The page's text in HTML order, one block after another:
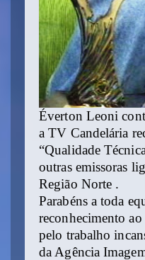
Éverton Leoni
a TV Candelária
“Qualidade
outras emissoras
Região Norte .
Parabéns a toda
reconhecimento
pelo trabalho
da Agência